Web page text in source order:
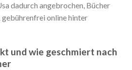
dadurch angebrochen, Bücher
online hinter
und wie geschmiert nach